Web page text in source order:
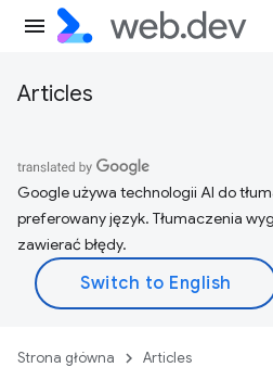
Articles
Google używa technologii AI do
preferowany język. Tłumaczenia
zawierać błędy.
Strona główna Articles